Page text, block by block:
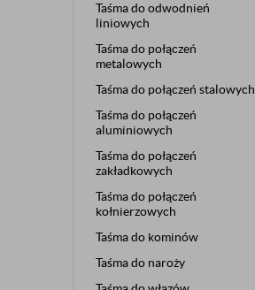
Taśma do odwodnień
liniowych
Taśma do połączeń
metalowych
Taśma do połączeń stalowych
Taśma do połączeń
aluminiowych
Taśma do połączeń
zakładkowych
Taśma do połączeń
kołnierzowych
Taśma do kominów
Taśma do naroży